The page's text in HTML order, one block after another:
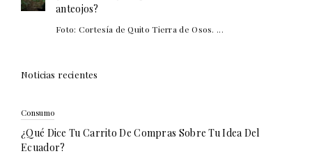
anteojos?
Foto: Cortesía de Quito Tierra de Osos. ...
Noticias recientes
Consumo
¿Qué Dice Tu Carrito De Compras Sobre Tu Idea Del
Ecuador?